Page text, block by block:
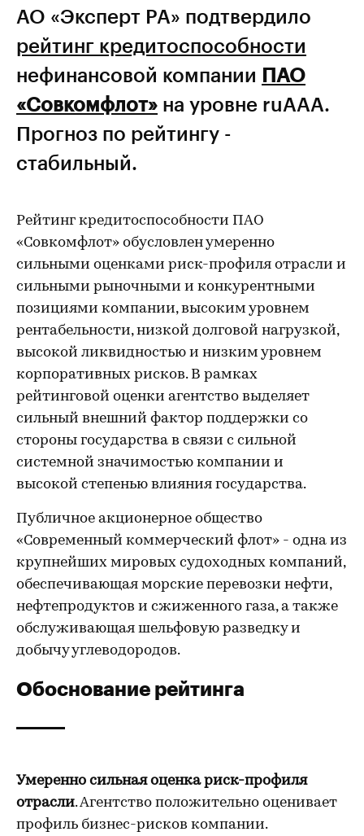
АО «Эксперт РА» подтвердило
рейтинг кредитоспособности
нефинансовой компании ПАО
«Совкомфлот» на уровне ruAAА.
Прогноз по рейтингу -
стабильный.
Рейтинг кредитоспособности ПАО
«Совкомфлот» обусловлен умеренно
сильными оценками риск-профиля отрасли и
сильными рыночными и конкурентными
позициями компании, высоким уровнем
рентабельности, низкой долговой нагрузкой,
высокой ликвидностью и низким уровнем
корпоративных рисков. В рамках
рейтинговой оценки агентство выделяет
сильный внешний фактор поддержки со
стороны государства в связи с сильной
системной значимостью компании и
высокой степенью влияния государства.
Публичное акционерное общество
«Современный коммерческий флот» - одна из
крупнейших мировых судоходных компаний,
обеспечивающая морские перевозки нефти,
нефтепродуктов и сжиженного газа, а также
обслуживающая шельфовую разведку и
добычу углеводородов.
Обоснование рейтинга
Умеренно сильная оценка риск-профиля
отрасли. Агентство положительно оценивает
профиль бизнес-рисков компании.